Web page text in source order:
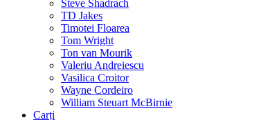
Steve Shadrach
TD Jakes
Timotei Floarea
Tom Wright
Ton van Mourik
Valeriu Andreiescu
Vasilica Croitor
Wayne Cordeiro
William Steuart McBirnie
Carți